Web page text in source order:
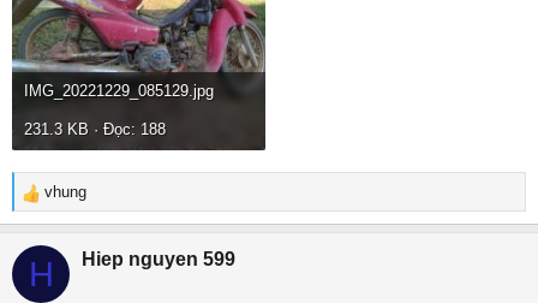
IMG_20221229_085129.jpg
231.3 KB · Đọc: 188
R
e
a
t
vhung
H Hiep nguyen 599